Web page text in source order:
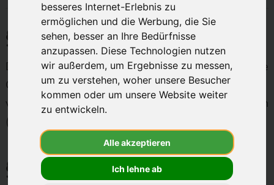
besseres Internet-Erlebnis zu
ermöglichen und die Werbung, die Sie
sehen, besser an Ihre Bedürfnisse
anzupassen. Diese Technologien nutzen
wir außerdem, um Ergebnisse zu messen,
um zu verstehen, woher unsere Besucher
kommen oder um unsere Website weiter
zu entwickeln.
Alle akzeptieren
Ich lehne ab
Höchstpreis.
Beim
besten
Anbieter
-
§ 1 Veranstalter
Der Veranstalter des Gewinnspiels ist die mint future
GmbH, Carl-Fischer-Str. 2, 49084 Osnabrück,
vertreten durch den Geschäftsführer Maximilian Stein
(im Folgenden: mint future).
§ 2 Preis